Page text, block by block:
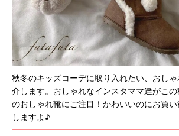
秋冬のキッズコーデに取り入れたい、おし
介します。おしゃれなインスタママ達がこ
のおしゃれ靴にご注目！かわいいのにお買
しますよ♪